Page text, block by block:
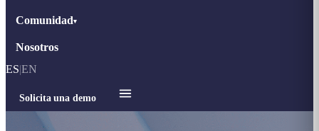
Comunidad▾
Nosotros
ES|EN
Solicita una demo